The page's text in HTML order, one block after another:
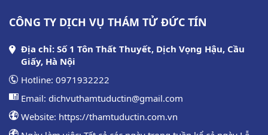
CÔNG TY DỊCH VỤ THÁM TỬ ĐỨC TÍN
Địa chỉ: Số 1 Tôn Thất Thuyết, Dịch Vọng Hậu, Cầu
Giấy, Hà Nội
Hotline: 0971932222
Email: dichvuthamtuductin@gmail.com
Website: https://thamtuductin.com.vn